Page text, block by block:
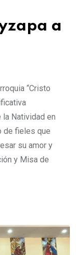
a
“Cristo
la Natividad en
de fieles que
su amor y
y Misa de